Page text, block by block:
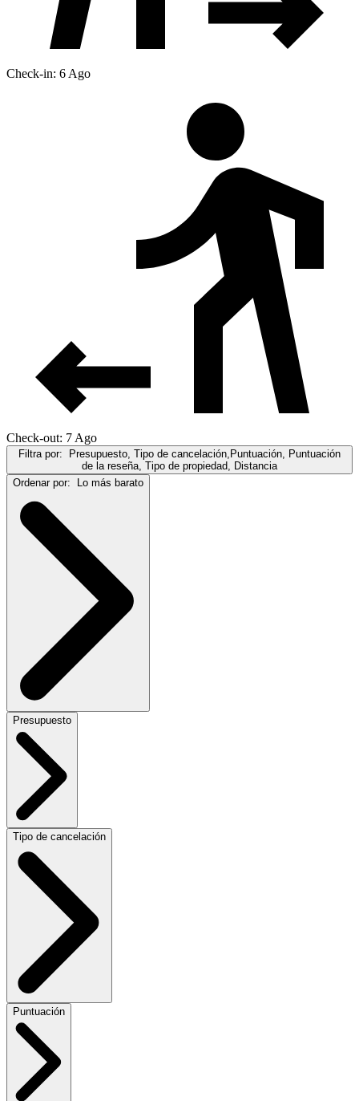
Check-in: 6 Ago
Check-out: 7 Ago
Filtra por:
Presupuesto, Tipo de cancelación,Puntuación, Puntuación
de la reseña, Tipo de propiedad, Distancia
Ordenar por:
Lo más barato
Presupuesto
Tipo de cancelación
Puntuación